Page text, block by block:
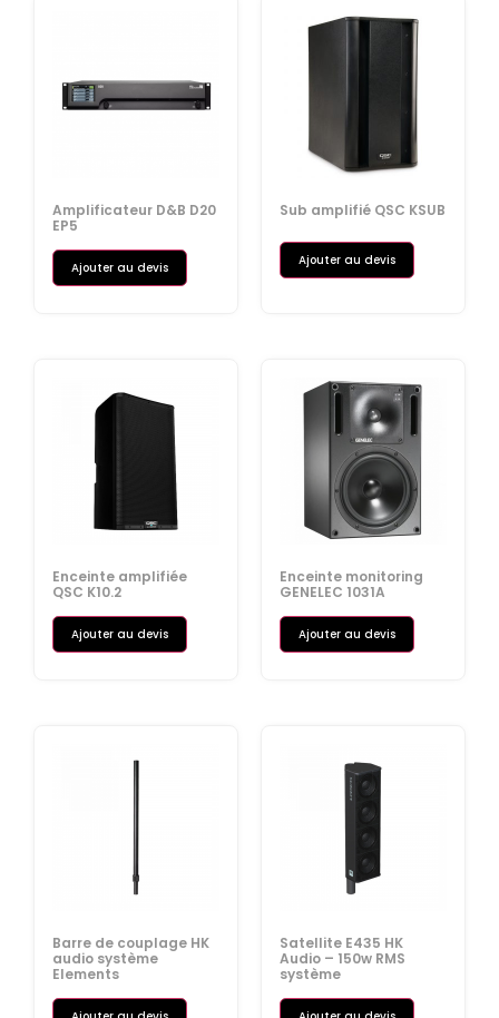
Amplificateur D&B D20
EP5
Ajouter au devis
Sub amplifié QSC KSUB
Ajouter au devis
Enceinte amplifiée
QSC K10.2
Ajouter au devis
Enceinte monitoring
GENELEC 1031A
Ajouter au devis
Barre de couplage HK
audio système
Elements
Satellite E435 HK
Audio – 150w RMS
système